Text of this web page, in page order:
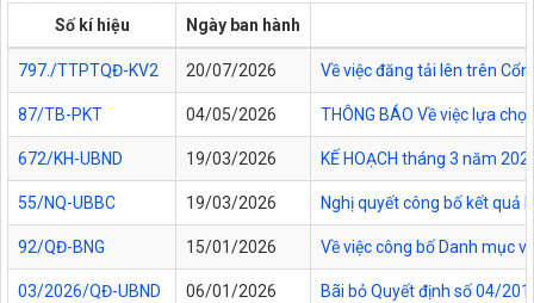
Số kí hiệu Ngày ban hành
797./TTPTQĐ-KV2 20/07/2026 Về việc đăng tải lên trên
87/TB-PKT 04/05/2026 THÔNG BÁO Về việc lựa
672/KH-UBND 19/03/2026 KẾ HOẠCH tháng 3 năm
55/NQ-UBBC 19/03/2026 Nghị quyết công bố kết quả
92/QĐ-BNG 15/01/2026 Về việc công bố Danh mục
03/2026/QĐ-UBND 06/01/2026 Bãi bỏ Quyết định số 04/